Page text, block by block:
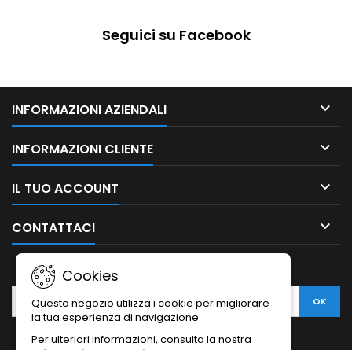
Seguici su Facebook
INFORMAZIONI AZIENDALI 
INFORMAZIONI CLIENTE 
IL TUO ACCOUNT 
CONTATTACI 
Cookies
Questo negozio utilizza i cookie per migliorare
la tua esperienza di navigazione.
Per ulteriori informazioni, consulta la nostra